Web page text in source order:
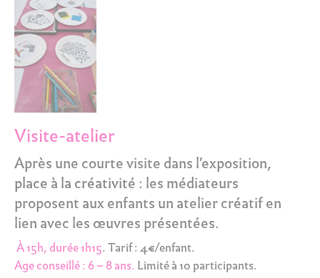
Visite-atelier
Après une courte visite dans l’exposition,
place à la créativité: les médiateurs
proposent aux enfants un atelier créatif en
lien avec les œuvres présentées.
À 15h, durée 1h15. Tarif : 4€/enfant.
Age conseillé : 6 – 8 ans. Limité à 10 participants.